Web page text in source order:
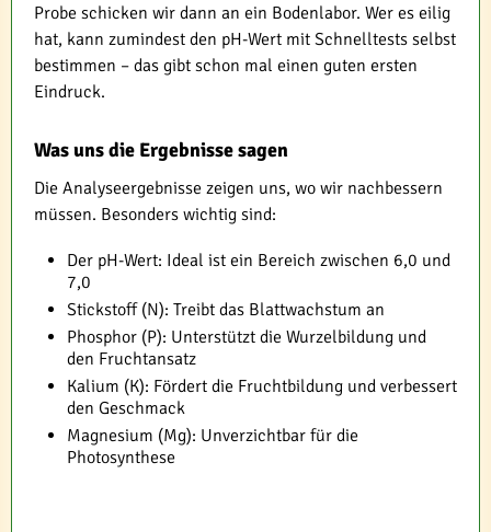
Probe schicken wir dann an ein Bodenlabor. Wer es eilig
hat, kann zumindest den pH-Wert mit Schnelltests selbst
bestimmen – das gibt schon mal einen guten ersten
Eindruck.
Was uns die Ergebnisse sagen
Die Analyseergebnisse zeigen uns, wo wir nachbessern
müssen. Besonders wichtig sind:
Der pH-Wert: Ideal ist ein Bereich zwischen 6,0 und
7,0
Stickstoff (N): Treibt das Blattwachstum an
Phosphor (P): Unterstützt die Wurzelbildung und
den Fruchtansatz
Kalium (K): Fördert die Fruchtbildung und verbessert
den Geschmack
Magnesium (Mg): Unverzichtbar für die
Photosynthese